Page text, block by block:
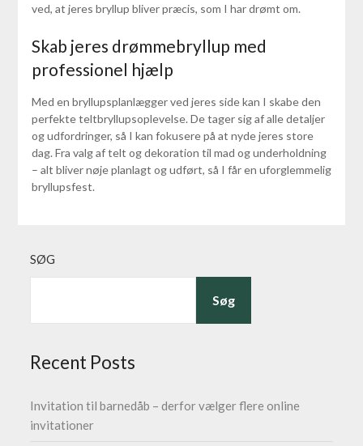
ved, at jeres bryllup bliver præcis, som I har drømt om.
Skab jeres drømmebryllup med
professionel hjælp
Med en bryllupsplanlægger ved jeres side kan I skabe den
perfekte teltbryllupsoplevelse. De tager sig af alle detaljer
og udfordringer, så I kan fokusere på at nyde jeres store
dag. Fra valg af telt og dekoration til mad og underholdning
– alt bliver nøje planlagt og udført, så I får en uforglemmelig
bryllupsfest.
SØG
Søg
Recent Posts
Invitation til barnedåb – derfor vælger flere online
invitationer